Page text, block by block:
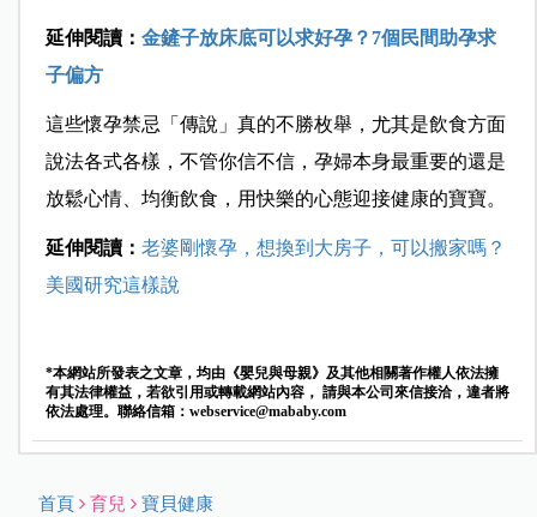
延伸閱讀： 金鏟子放床底可以求好孕？7個民間助孕求
子偏方
這些懷孕禁忌「傳說」真的不勝枚舉，尤其是飲食方面
說法各式各樣，不管你信不信，孕婦本身最重要的還是
放鬆心情、均衡飲食，用快樂的心態迎接健康的寶寶。
延伸閱讀： 老婆剛懷孕，想換到大房子，可以搬家嗎？
美國研究這樣說
*本網站所發表之文章，均由《嬰兒與母親》及其他相關著作權人依法擁
有其法律權益，若欲引用或轉載網站內容， 請與本公司來信接洽，違者將
依法處理。聯絡信箱： webservice@mababy.com
首頁 育兒 寶貝健康